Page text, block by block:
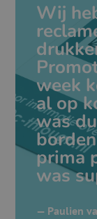
Wij
week
al op
was
prima
was
— Paulien